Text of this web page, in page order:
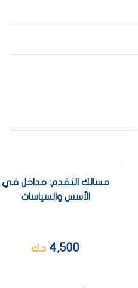
مسالك التقدم: مداخل في
الأسس والسياسات
4,500 د.ك